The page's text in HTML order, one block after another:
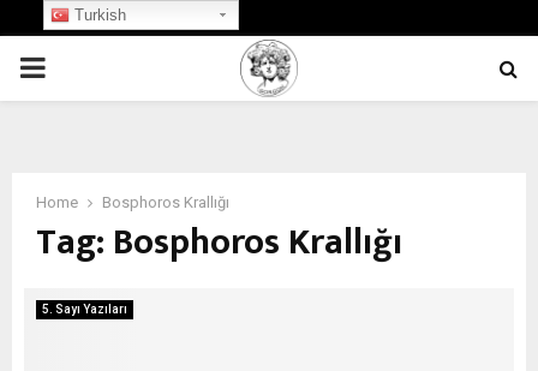
PRIMARY
Home Bosphoros Krallığı
Tag: Bosphoros Krallığı
5. Sayı Yazıları
Turkish